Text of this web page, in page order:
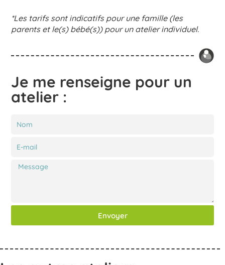
*Les tarifs sont indicatifs pour une famille (les
parents et le(s) bébé(s)) pour un atelier individuel.
Je me renseigne pour un
atelier :
a
Envoyer